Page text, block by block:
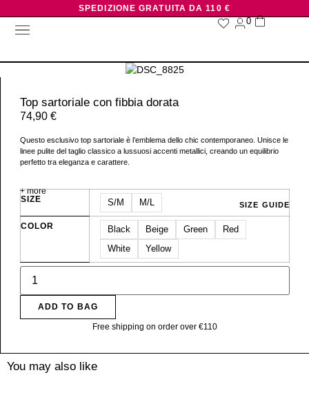
SPEDIZIONE GRATUITA DA 110 €
0
Top sartoriale con fibbia dorata
74,90 €
Questo esclusivo top sartoriale è l’emblema dello chic contemporaneo. Unisce le
linee pulite del taglio classico a lussuosi accenti metallici, creando un equilibrio
perfetto tra eleganza e carattere.
+ more
SIZE GUIDE
SIZE S/M M/L
COLOR Black Beige Green
Red
White
Yellow
ADD TO BAG
Free shipping on order over €110
You may also like